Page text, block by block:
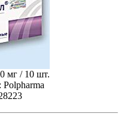
мг / 10 шт.